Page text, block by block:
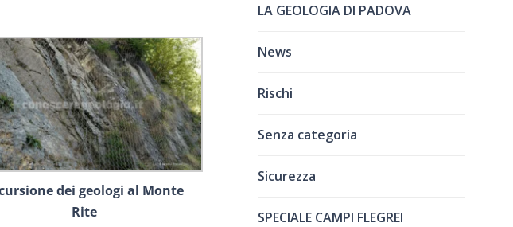
dei geologi al Monte
Rite
LA GEOLOGIA DI PADOVA
News
Rischi
Senza categoria
Sicurezza
SPECIALE CAMPI FLEGREI